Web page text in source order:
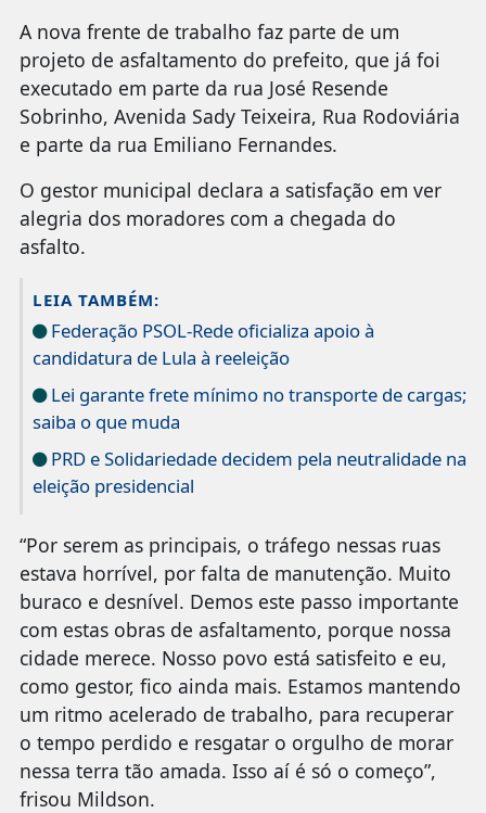
A nova frente de trabalho faz parte de um
projeto de asfaltamento do prefeito, que já foi
executado em parte da rua José Resende
Sobrinho, Avenida Sady Teixeira, Rua Rodoviária
e parte da rua Emiliano Fernandes.
O gestor municipal declara a satisfação em ver
alegria dos moradores com a chegada do
asfalto.
LEIA TAMBÉM:
Federação PSOL-Rede oficializa apoio à
candidatura de Lula à reeleição
Lei garante frete mínimo no transporte de cargas;
saiba o que muda
PRD e Solidariedade decidem pela neutralidade na
eleição presidencial
“Por serem as principais, o tráfego nessas ruas
estava horrível, por falta de manutenção. Muito
buraco e desnível. Demos este passo importante
com estas obras de asfaltamento, porque nossa
cidade merece. Nosso povo está satisfeito e eu,
como gestor, fico ainda mais. Estamos mantendo
um ritmo acelerado de trabalho, para recuperar
o tempo perdido e resgatar o orgulho de morar
nessa terra tão amada. Isso aí é só o começo”,
frisou Mildson.